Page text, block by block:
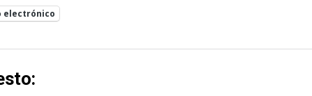
electrónico